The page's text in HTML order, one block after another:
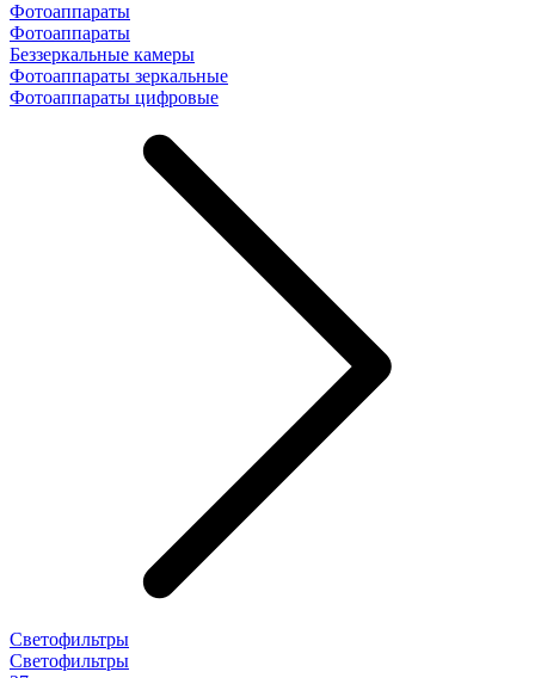
Фотоаппараты
Фотоаппараты
Беззеркальные камеры
Фотоаппараты зеркальные
Фотоаппараты цифровые
Светофильтры
Светофильтры